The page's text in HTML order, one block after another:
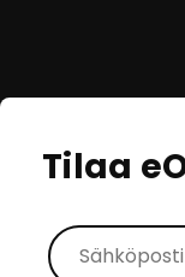
Tilaa